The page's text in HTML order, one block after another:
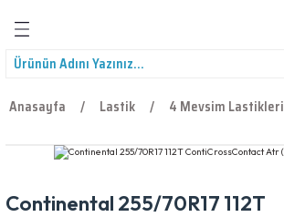
Anasayfa Lastik 4 Mevsim Lastikleri
Continental 255/70R17 112T